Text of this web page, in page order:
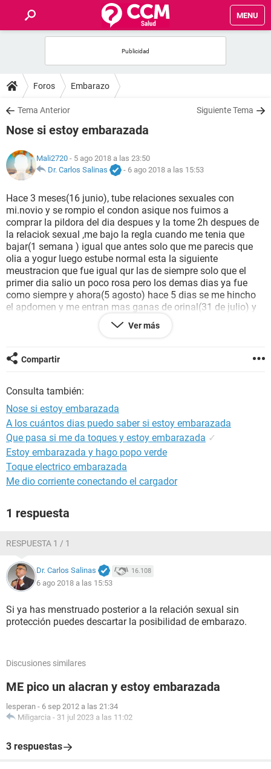
MENU
FOROS
SALUD
NUTRICIÓN
BIENESTAR
SEXUALIDAD
GLOSARIO
Foros Embarazo
Tema Anterior Siguiente Tema
Nose si estoy embarazada
Mali2720 - 5 ago 2018 a las 23:50
Dr. Carlos Salinas
- 6 ago 2018 a las 15:53
Hace 3 meses(16 junio), tube relaciones sexuales con
mi.novio y se rompio el condon asique nos fuimos a
comprar la pildora del dia despues y la tome 2h despues de
la relaciok sexual ,me bajo la regla cuando me tenia que
bajar(1 semana ) igual que antes solo que me parecis que
olia a yogur luego estube normal esta la siguiente
meustracion que fue igual qur las de siempre solo que el
primer dia salio un poco rosa pero los demas dias ya fue
como siempre y ahora(5 agosto) hace 5 dias se me hincho
el apdomen y me entran mas ganas de orinal(31 de julio) y
asta dentro de 1 semana no me bajaria la regla( 15 de
agosto), y me preocupa ya que nose si estoy enbarazada o
despues(26 de julio) y no me paso nada de estoy , estoy
muy nerviosa
Ver más
Compartir
Consulta también:
Nose si estoy embarazada
A los cuántos dias puedo saber si estoy embarazada
Que pasa si me da toques y estoy embarazada ✓
Estoy embarazada y hago popo verde
Toque electrico embarazada
Me dio corriente conectando el cargador
1 respuesta
RESPUESTA 1 / 1
Dr. Carlos Salinas 16.108
6 ago 2018 a las 15:53
Si ya has menstruado posterior a la relación sexual sin
protección puedes descartar la posibilidad de embarazo.
Discusiones similares
ME pico un alacran y estoy embarazada
lesperan - 6 sep 2012 a las 21:34
Miligarcia - 31 jul 2023 a las 11:02
3 respuestas